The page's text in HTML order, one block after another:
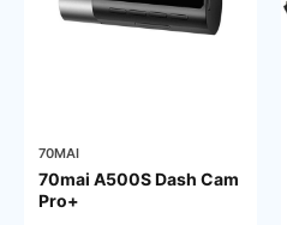
70MAI
70mai A500S Dash Cam
Pro+